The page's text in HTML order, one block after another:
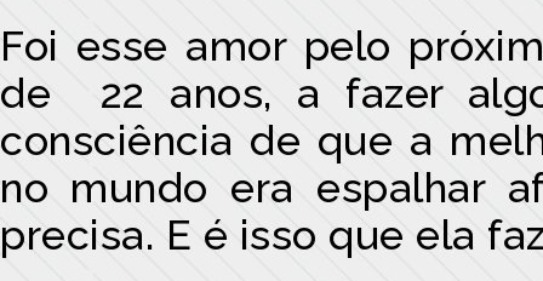
Foi esse amor pelo
de 22 anos, a fazer
consciência de que a
no mundo era espalhar
precisa. E é isso que ela